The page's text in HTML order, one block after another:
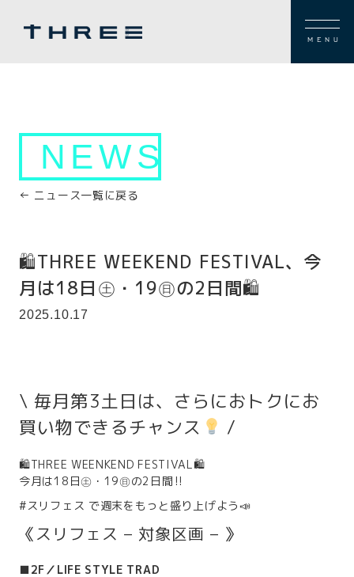
MENU
NEWS
← ニュース一覧に戻る
🛍️THREE WEEKEND FESTIVAL、今
月は18日㊏・19㊐の2日間🛍️
2025.10.17
\ 毎月第3土日は、さらにおトクにお
買い物できるチャンス
/
🛍️THREE WEENKEND FESTIVAL🛍️
今月は18日㊏・19㊐の2日間‼️
#スリフェス で週末をもっと盛り上げよう📣
《スリフェス – 対象区画 – 》
■2F／LIFE STYLE TRAD